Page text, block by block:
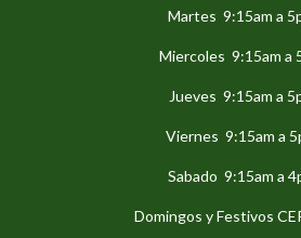
Martes 9:15am a
Miercoles 9:15am a
Jueves 9:15am a
Viernes 9:15am a
Sabado 9:15am a
Domingos y Festivos